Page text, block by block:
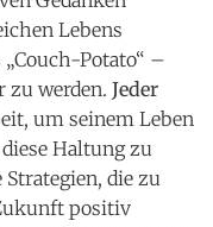
Lebens
Potato“ –
werden. Jeder
um seinem Leben
Haltung zu
die zu
positiv